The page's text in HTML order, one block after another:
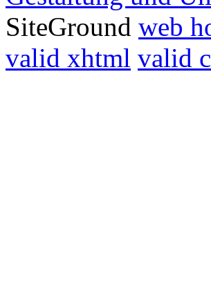
SiteGround web
valid xhtml valid